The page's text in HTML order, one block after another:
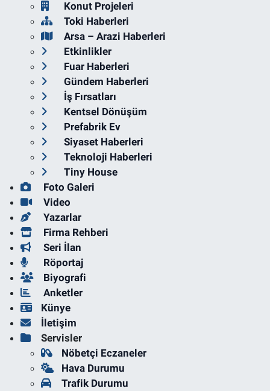
Konut Projeleri
Toki Haberleri
Arsa – Arazi Haberleri
Etkinlikler
Fuar Haberleri
Gündem Haberleri
İş Fırsatları
Kentsel Dönüşüm
Prefabrik Ev
Siyaset Haberleri
Teknoloji Haberleri
Tiny House
Foto Galeri
Video
Yazarlar
Firma Rehberi
Seri İlan
Röportaj
Biyografi
Anketler
Künye
İletişim
Servisler
Nöbetçi Eczaneler
Hava Durumu
Trafik Durumu